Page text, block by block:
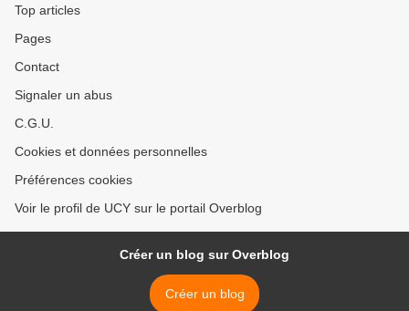
Top articles
Pages
Contact
Signaler un abus
C.G.U.
Cookies et données personnelles
Préférences cookies
Voir le profil de UCY sur le portail Overblog
Créer un blog sur Overblog
Créer un blog